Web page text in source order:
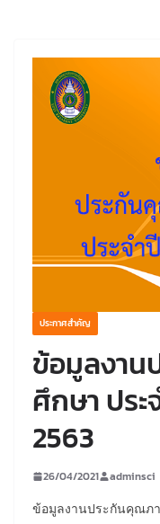
ประกาศสำคัญ
ข้อมูลงา
ศึกษา ปร
2563
26/04/2021 adminsci
ข้อมูลงานประกันคุณภ